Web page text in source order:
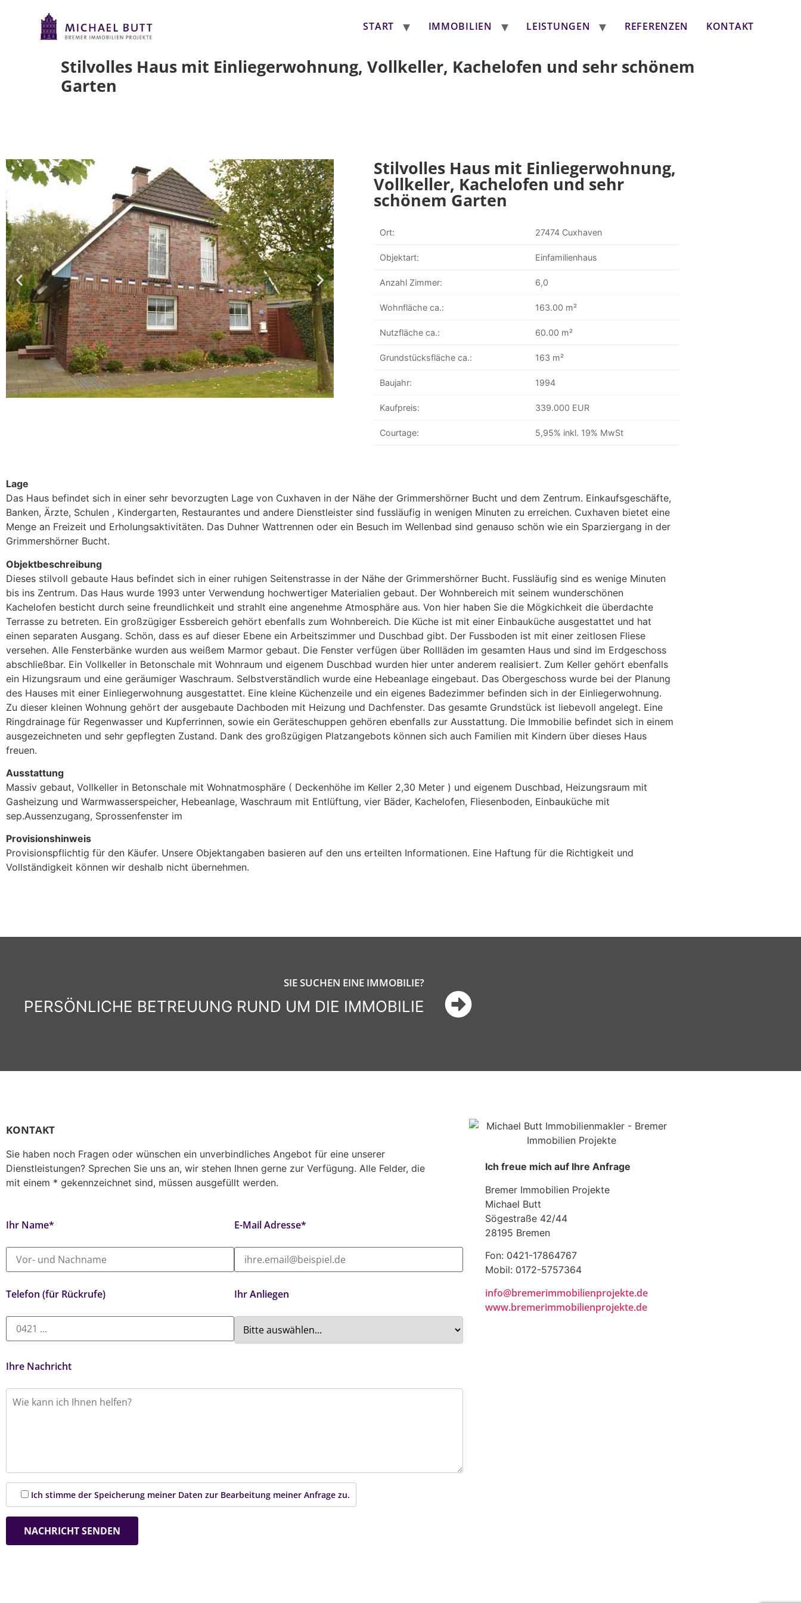
START IMMOBILIEN LEISTUNGEN REFERENZEN KONTAKT
Stilvolles Haus mit Einliegerwohnung, Vollkeller, Kachelofen und sehr schönem
Garten
Stilvolles Haus mit Einliegerwohnung,
Vollkeller, Kachelofen und sehr
schönem Garten
Ort: 27474 Cuxhaven
Objektart: Einfamilienhaus
Anzahl Zimmer: 6,0
Wohnfläche ca.: 163.00 m²
Nutzfläche ca.: 60.00 m²
Grundstücksfläche ca.: 163 m²
Baujahr: 1994
Kaufpreis: 339.000 EUR
Courtage: 5,95% inkl. 19% MwSt
Lage
Das Haus befindet sich in einer sehr bevorzugten Lage von Cuxhaven in der Nähe der Grimmershörner Bucht und dem Zentrum. Einkaufsgeschäfte,
Banken, Ärzte, Schulen , Kindergarten, Restaurantes und andere Dienstleister sind fussläufig in wenigen Minuten zu erreichen. Cuxhaven bietet eine
Menge an Freizeit und Erholungsaktivitäten. Das Duhner Wattrennen oder ein Besuch im Wellenbad sind genauso schön wie ein Sparziergang in der
Grimmershörner Bucht.
Objektbeschreibung
Dieses stilvoll gebaute Haus befindet sich in einer ruhigen Seitenstrasse in der Nähe der Grimmershörner Bucht. Fussläufig sind es wenige Minuten
bis ins Zentrum. Das Haus wurde 1993 unter Verwendung hochwertiger Materialien gebaut. Der Wohnbereich mit seinem wunderschönen
Kachelofen besticht durch seine freundlichkeit und strahlt eine angenehme Atmosphäre aus. Von hier haben Sie die Mögkichkeit die überdachte
Terrasse zu betreten. Ein großzügiger Essbereich gehört ebenfalls zum Wohnbereich. Die Küche ist mit einer Einbauküche ausgestattet und hat
einen separaten Ausgang. Schön, dass es auf dieser Ebene ein Arbeitszimmer und Duschbad gibt. Der Fussboden ist mit einer zeitlosen Fliese
versehen. Alle Fensterbänke wurden aus weißem Marmor gebaut. Die Fenster verfügen über Rollläden im gesamten Haus und sind im Erdgeschoss
abschließbar. Ein Vollkeller in Betonschale mit Wohnraum und eigenem Duschbad wurden hier unter anderem realisiert. Zum Keller gehört ebenfalls
ein Hizungsraum und eine geräumiger Waschraum. Selbstverständlich wurde eine Hebeanlage eingebaut. Das Obergeschoss wurde bei der Planung
des Hauses mit einer Einliegerwohnung ausgestattet. Eine kleine Küchenzeile und ein eigenes Badezimmer befinden sich in der Einliegerwohnung.
Zu dieser kleinen Wohnung gehört der ausgebaute Dachboden mit Heizung und Dachfenster. Das gesamte Grundstück ist liebevoll angelegt. Eine
Ringdrainage für Regenwasser und Kupferrinnen, sowie ein Geräteschuppen gehören ebenfalls zur Ausstattung. Die Immobilie befindet sich in einem
ausgezeichneten und sehr gepflegten Zustand. Dank des großzügigen Platzangebots können sich auch Familien mit Kindern über dieses Haus
freuen.
Ausstattung
Massiv gebaut, Vollkeller in Betonschale mit Wohnatmosphäre ( Deckenhöhe im Keller 2,30 Meter ) und eigenem Duschbad, Heizungsraum mit
Gasheizung und Warmwasserspeicher, Hebeanlage, Waschraum mit Entlüftung, vier Bäder, Kachelofen, Fliesenboden, Einbauküche mit
sep.Aussenzugang, Sprossenfenster im
Provisionshinweis
Provisionspflichtig für den Käufer. Unsere Objektangaben basieren auf den uns erteilten Informationen. Eine Haftung für die Richtigkeit und
Vollständigkeit können wir deshalb nicht übernehmen.
SIE SUCHEN EINE IMMOBILIE?
PERSÖNLICHE BETREUUNG RUND UM DIE IMMOBILIE
KONTAKT
Sie haben noch Fragen oder wünschen ein unverbindliches Angebot für eine unserer
Dienstleistungen? Sprechen Sie uns an, wir stehen Ihnen gerne zur Verfügung. Alle Felder, die
mit einem * gekennzeichnet sind, müssen ausgefüllt werden.
Ihr Name* E-Mail Adresse*
Telefon (für Rückrufe) Ihr Anliegen
Ihre Nachricht
Ich stimme der Speicherung meiner Daten zur Bearbeitung meiner Anfrage zu.
Ich freue mich auf Ihre Anfrage
Bremer Immobilien Projekte
Michael Butt
Sögestraße 42/44
28195 Bremen
Fon: 0421-17864767
Mobil: 0172-5757364
info@bremerimmobilienprojekte.de
www.bremerimmobilienprojekte.de